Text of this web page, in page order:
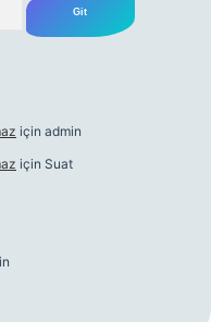
için admin
için Suat